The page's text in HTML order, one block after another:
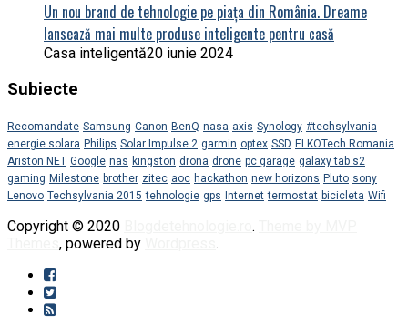
Un nou brand de tehnologie pe piața din România. Dreame
lansează mai multe produse inteligente pentru casă
Casa inteligentă20 iunie 2024
Subiecte
Recomandate Samsung Canon BenQ nasa axis Synology #techsylvania
energie solara Philips Solar Impulse 2 garmin optex SSD ELKOTech Romania
Ariston NET Google nas kingston drona drone pc garage galaxy tab s2
gaming Milestone brother zitec aoc hackathon new horizons Pluto sony
Lenovo Techsylvania 2015 tehnologie gps Internet termostat bicicleta Wifi
Copyright © 2020 .
, powered by .